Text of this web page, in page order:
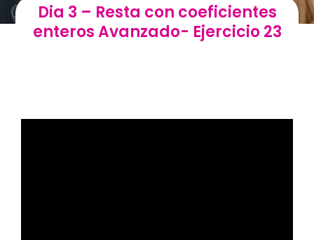
Nosotros
Dia 3 – Resta con coeficientes
enteros Avanzado- Ejercicio 23